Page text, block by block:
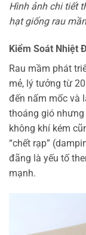
Hình ảnh chi tiết
hạt giống rau
Kiểm Soát Nhiệt
Rau mầm phát
mẻ, lý tưởng từ
đến nấm mốc và
thoáng gió
không khí kém
“chết rạp”
đãng là yếu tố
mạnh.